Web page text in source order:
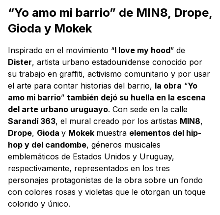
“Yo amo mi barrio” de MIN8, Drope,
Gioda y Mokek
Inspirado en el movimiento “I love my hood” de
Dister, artista urbano estadounidense conocido por
su trabajo en graffiti, activismo comunitario y por usar
el arte para contar historias del barrio, la obra “Yo
amo mi barrio” también dejó su huella en la escena
del arte urbano uruguayo. Con sede en la calle
Sarandí 363, el mural creado por los artistas MIN8,
Drope, Gioda y Mokek muestra elementos del hip-
hop y del candombe, géneros musicales
emblemáticos de Estados Unidos y Uruguay,
respectivamente, representados en los tres
personajes protagonistas de la obra sobre un fondo
con colores rosas y violetas que le otorgan un toque
colorido y único.